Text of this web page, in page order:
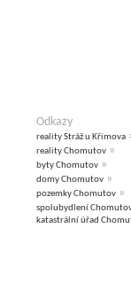
Odkazy
reality Stráž u Křimova
reality Chomutov »
byty Chomutov »
domy Chomutov »
pozemky Chomutov »
spolubydlení
katastrální úřad